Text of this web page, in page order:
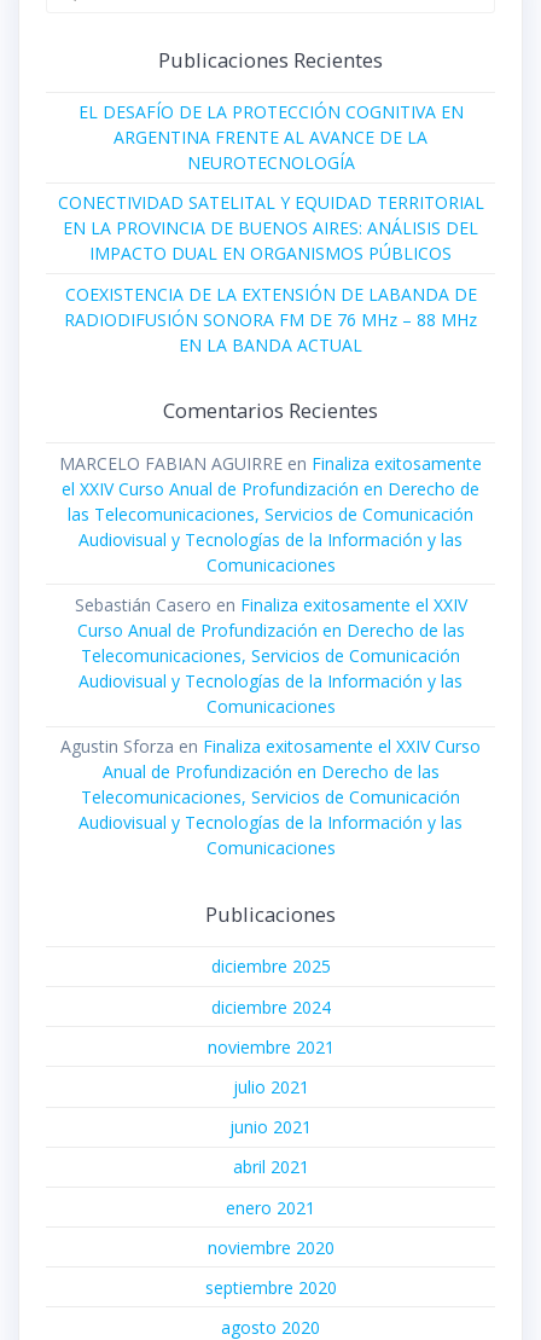
Publicaciones Recientes
EL DESAFÍO DE LA PROTECCIÓN COGNITIVA EN
ARGENTINA FRENTE AL AVANCE DE LA
NEUROTECNOLOGÍA
CONECTIVIDAD SATELITAL Y EQUIDAD TERRITORIAL
EN LA PROVINCIA DE BUENOS AIRES: ANÁLISIS DEL
IMPACTO DUAL EN ORGANISMOS PÚBLICOS
COEXISTENCIA DE LA EXTENSIÓN DE LABANDA DE
RADIODIFUSIÓN SONORA FM DE 76 MHz – 88 MHz
EN LA BANDA ACTUAL
Comentarios Recientes
MARCELO FABIAN AGUIRRE en Finaliza exitosamente
el XXIV Curso Anual de Profundización en Derecho de
las Telecomunicaciones, Servicios de Comunicación
Audiovisual y Tecnologías de la Información y las
Comunicaciones
Sebastián Casero en Finaliza exitosamente el XXIV
Curso Anual de Profundización en Derecho de las
Telecomunicaciones, Servicios de Comunicación
Audiovisual y Tecnologías de la Información y las
Comunicaciones
Agustin Sforza en Finaliza exitosamente el XXIV Curso
Anual de Profundización en Derecho de las
Telecomunicaciones, Servicios de Comunicación
Audiovisual y Tecnologías de la Información y las
Comunicaciones
Publicaciones
diciembre 2025
diciembre 2024
noviembre 2021
julio 2021
junio 2021
abril 2021
enero 2021
noviembre 2020
septiembre 2020
agosto 2020